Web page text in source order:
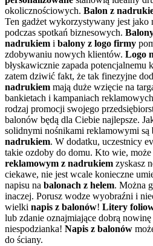
okolicznościowych. Balon z
Ten gadżet wykorzystywany jest jako
podczas spotkań biznesowych.
nadrukiem i balony z logo firmy
zdobywaniu nowych klientów. Logo
błyskawicznie zapada
zatem dziwić fakt, że tak finezyjne
nadrukiem mają duże wzięcie na
bankietach i kampaniach
rodzaj promocji swojego
balonów będą dla Ciebie najlepsze.
solidnymi nośnikami reklamowymi są
nadrukiem. W dodatku, uczestnicy
takie ozdoby do domu. Kto wie, może
reklamowym z nadrukiem zyskasz
ciekawe, nie jest wcale konieczne
napisu na balonach z helem. Można
inaczej. Porusz wodze wyobraźni i
wielki napis z balonów! Litery
lub zdanie oznajmiające dobrą
niespodzianka! Napis z balonów
do ściany.